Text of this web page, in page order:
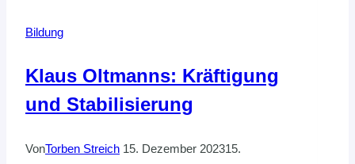
Bildung
Klaus Oltmanns: Kräftigung
und Stabilisierung
VonTorben Streich 15. Dezember 202315.